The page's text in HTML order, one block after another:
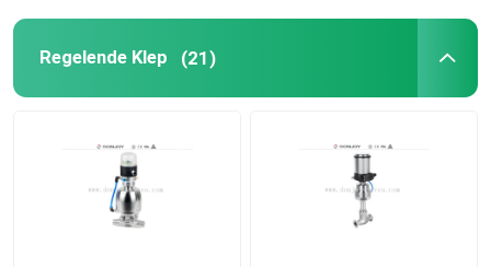
Regelende Klep (21)